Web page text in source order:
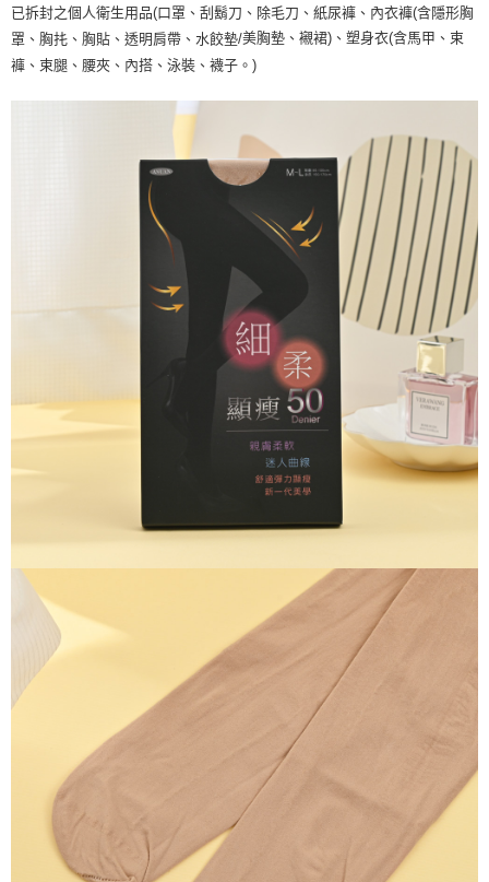
已拆封之個人衛生用品(口罩、刮鬍刀、除毛刀、紙尿褲、內衣褲(含隱形胸
罩、胸扥、胸貼、透明肩帶、水餃墊/美胸墊、襯裙)、塑身衣(含馬甲、束
褲、束腿、腰夾、內搭、泳裝、襪子。)